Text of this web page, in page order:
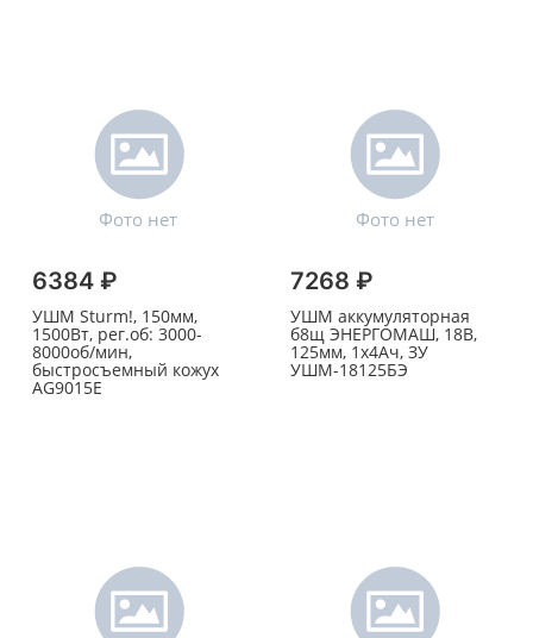
6384 ₽
УШМ Sturm!, 150мм,
1500Вт, рег.об: 3000-
8000об/мин,
быстросъемный кожух
AG9015E
7268 ₽
УШМ аккумуляторная
б8щ ЭНЕРГОМАШ, 18В,
125мм, 1х4Ач, ЗУ
УШМ-18125БЭ